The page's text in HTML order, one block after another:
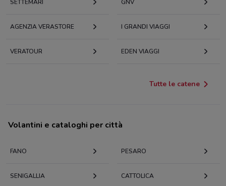
SETTEMARI GNV
AGENZIA VERASTORE I GRANDI VIAGGI
VERATOUR EDEN VIAGGI
Tutte le catene
Volantini e cataloghi per città
FANO PESARO
SENIGALLIA CATTOLICA